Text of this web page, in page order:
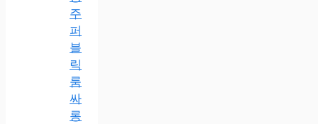
주
퍼
블
릭
룸
싸
롱